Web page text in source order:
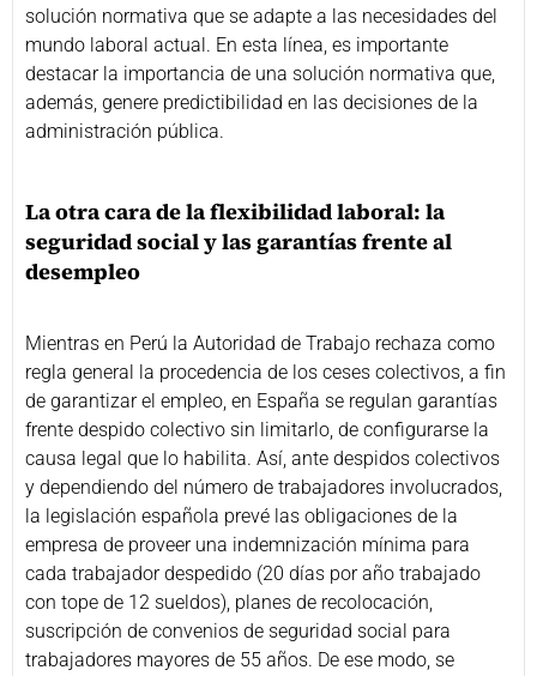
solución normativa que se adapte a las necesidades del
mundo laboral actual. En esta línea, es importante
destacar la importancia de una solución normativa que,
además, genere predictibilidad en las decisiones de la
administración pública.
La otra cara de la flexibilidad laboral: la
seguridad social y las garantías frente al
desempleo
Mientras en Perú la Autoridad de Trabajo rechaza como
regla general la procedencia de los ceses colectivos, a fin
de garantizar el empleo, en España se regulan garantías
frente despido colectivo sin limitarlo, de configurarse la
causa legal que lo habilita. Así, ante despidos colectivos
y dependiendo del número de trabajadores involucrados,
la legislación española prevé las obligaciones de la
empresa de proveer una indemnización mínima para
cada trabajador despedido (20 días por año trabajado
con tope de 12 sueldos), planes de recolocación,
suscripción de convenios de seguridad social para
trabajadores mayores de 55 años. De ese modo, se